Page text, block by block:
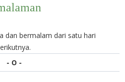
dan bermalam dari satu hari
- O -